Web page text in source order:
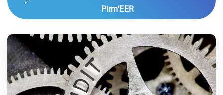
Pirm’EER